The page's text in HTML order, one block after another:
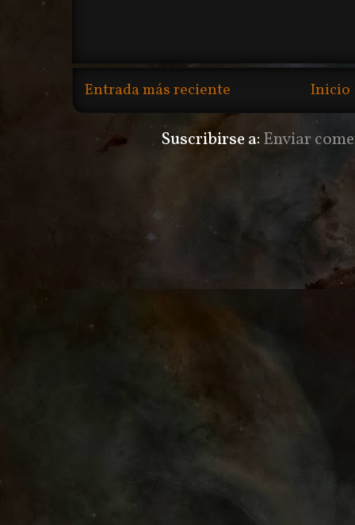
Entrada más reciente Inicio
Suscribirse a:Enviar